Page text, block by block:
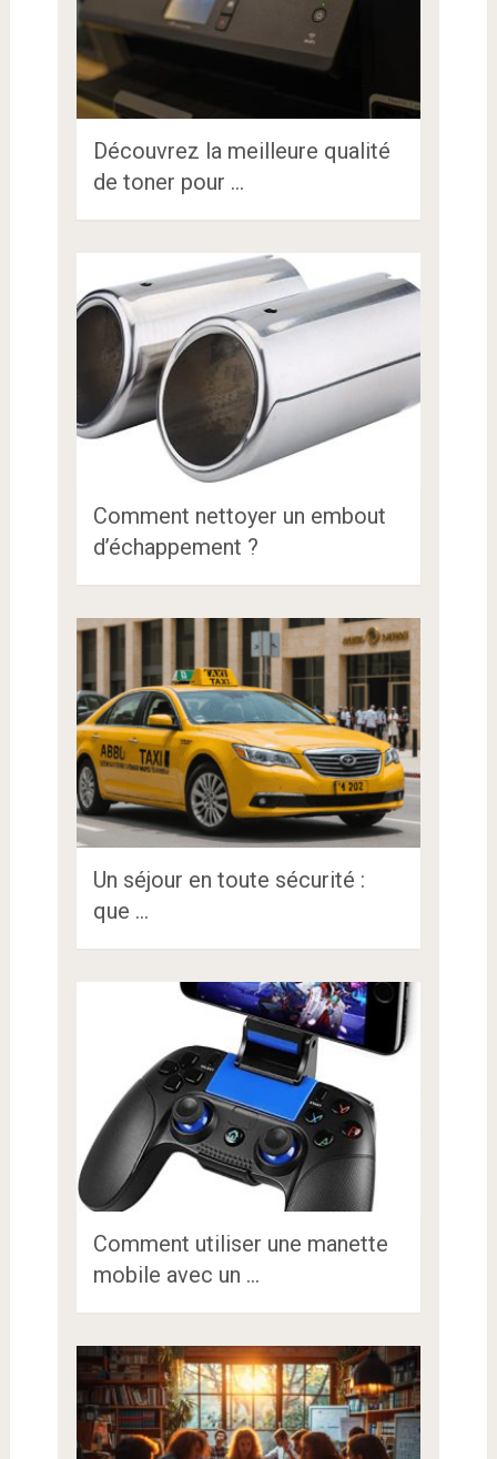
Découvrez la meilleure qualité
de toner pour …
Comment nettoyer un embout
d’échappement ?
Un séjour en toute sécurité :
que …
Comment utiliser une manette
mobile avec un …